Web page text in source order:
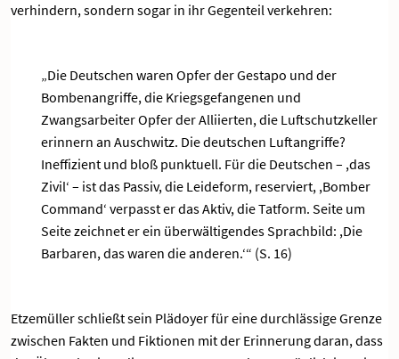
verhindern, sondern sogar in ihr Gegenteil verkehren:
„Die Deutschen waren Opfer der Gestapo und der
Bombenangriffe, die Kriegsgefangenen und
Zwangsarbeiter Opfer der Alliierten, die Luftschutzkeller
erinnern an Auschwitz. Die deutschen Luftangriffe?
Ineffizient und bloß punktuell. Für die Deutschen – ,das
Zivil‘ – ist das Passiv, die Leideform, reserviert, ,Bomber
Command‘ verpasst er das Aktiv, die Tatform. Seite um
Seite zeichnet er ein überwältigendes Sprachbild: ,Die
Barbaren, das waren die anderen.‘“ (S. 16)
Etzemüller schließt sein Plädoyer für eine durchlässige Grenze
zwischen Fakten und Fiktionen mit der Erinnerung daran, dass